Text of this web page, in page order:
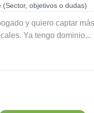
(Sector, objetivos o dudas)